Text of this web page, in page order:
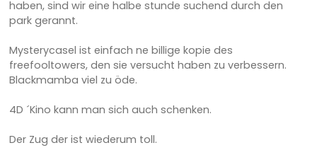
haben, sind wir eine halbe stunde suchend durch den
park gerannt.
Mysterycasel ist einfach ne billige kopie des
freefooltowers, den sie versucht haben zu verbessern.
Blackmamba viel zu öde.
4D ´Kino kann man sich auch schenken.
Der Zug der ist wiederum toll.